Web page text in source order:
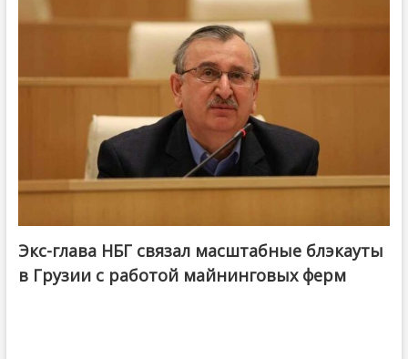
Экс-глава НБГ связал масштабные блэкауты
в Грузии с работой майнинговых ферм